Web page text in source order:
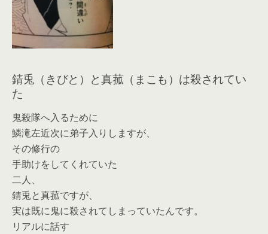
錆兎（きびと）と真菰（まこも）は殺されてい
た
鬼殺隊へ入るために
鱗滝左近次に弟子入りしますが、
その修行の
手助けをしてくれていた
二人、
錆兎と真菰ですが、
実は既に鬼に殺されてしまっていたんです。
リアルに話す